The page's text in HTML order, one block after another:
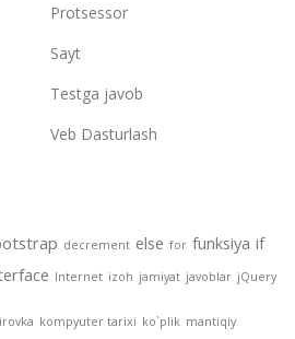
Protsessor
Sayt
Testga javob
Veb Dasturlash
decrement else for funksiya if
Internet izoh jamiyat javoblar jQuery
kompyuter tarixi ko`plik mantiqiy